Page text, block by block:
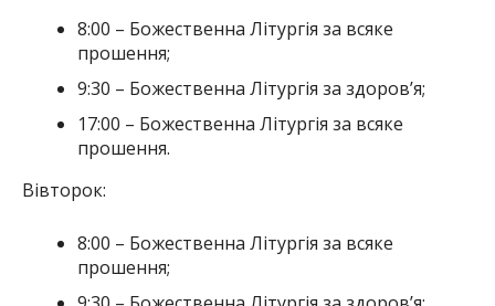
8:00 – Божественна Літургія за всяке
прошення;
9:30 – Божественна Літургія за здоров’я;
17:00 – Божественна Літургія за всяке
прошення.
Вівторок:
8:00 – Божественна Літургія за всяке
прошення;